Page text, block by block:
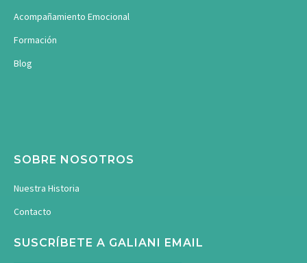
Acompañamiento Emocional
Formación
Blog
SOBRE NOSOTROS
Nuestra Historia
Contacto
SUSCRÍBETE A GALIANI EMAIL